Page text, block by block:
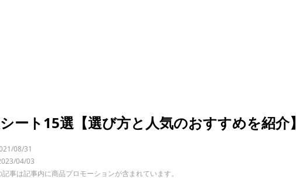
ート15選【選び方と人気のおすすめを紹介】
08/31
04/03
事は記事内に商品プロモーションが含まれています。